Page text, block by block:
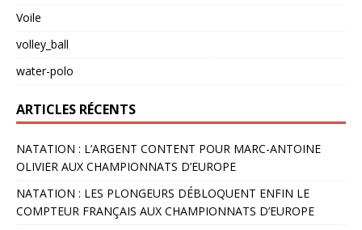
Voile
volley_ball
water-polo
ARTICLES RÉCENTS
NATATION : L’ARGENT CONTENT POUR MARC-ANTOINE
OLIVIER AUX CHAMPIONNATS D’EUROPE
NATATION : LES PLONGEURS DÉBLOQUENT ENFIN LE
COMPTEUR FRANÇAIS AUX CHAMPIONNATS D’EUROPE